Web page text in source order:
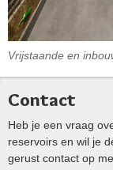
Vrijstaande en
Contact
Heb je een vraag
reservoirs en wil je
gerust contact op